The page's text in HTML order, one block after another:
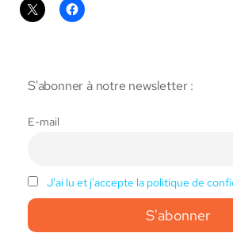
S'abonner à notre newsletter :
E-mail
J'ai lu et j'accepte la politique de